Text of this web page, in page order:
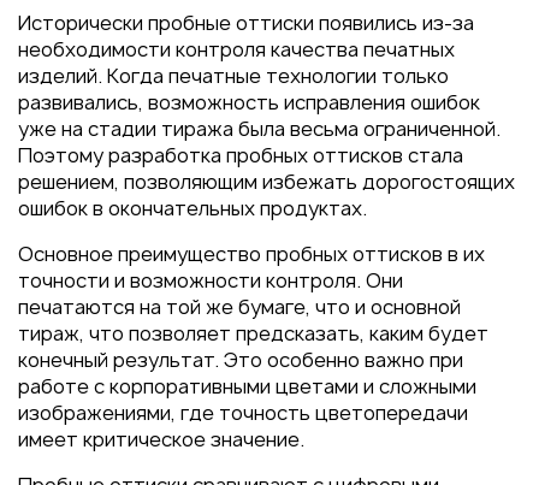
Блокноты с логотипом
Пакеты
Конверты
Журналы
Полиграфия для выставок
под ключ
Исторически пробные оттиски появились из-за
необходимости контроля качества печатных
изделий. Когда печатные технологии только
развивались, возможность исправления ошибок
уже на стадии тиража была весьма ограниченной.
Поэтому разработка пробных оттисков стала
решением, позволяющим избежать дорогостоящих
ошибок в окончательных продуктах.
Основное преимущество пробных оттисков в их
точности и возможности контроля. Они
печатаются на той же бумаге, что и основной
тираж, что позволяет предсказать, каким будет
конечный результат. Это особенно важно при
работе с корпоративными цветами и сложными
изображениями, где точность цветопередачи
имеет критическое значение.